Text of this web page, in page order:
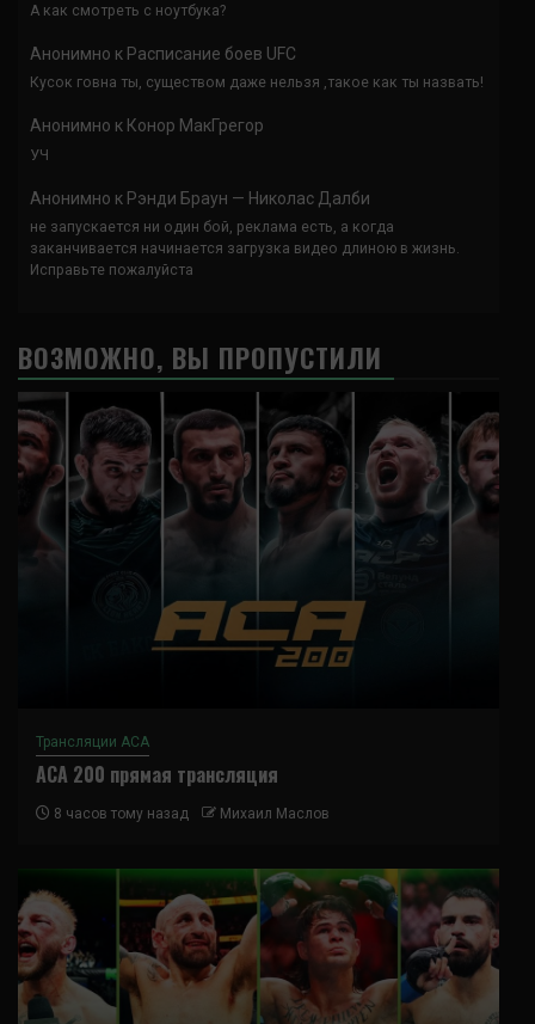
А как смотреть с ноутбука?
Анонимно к Расписание боев UFC
Кусок говна ты, существом даже нельзя ,такое как ты назвать!
Анонимно к Конор МакГрегор
УЧ
Анонимно к Рэнди Браун — Николас Далби
не запускается ни один бой, реклама есть, а когда
заканчивается начинается загрузка видео длиною в жизнь.
Исправьте пожалуйста
ВОЗМОЖНО, ВЫ ПРОПУСТИЛИ
Трансляции ACA
ACA 200 прямая трансляция
8 часов тому назад Михаил Маслов